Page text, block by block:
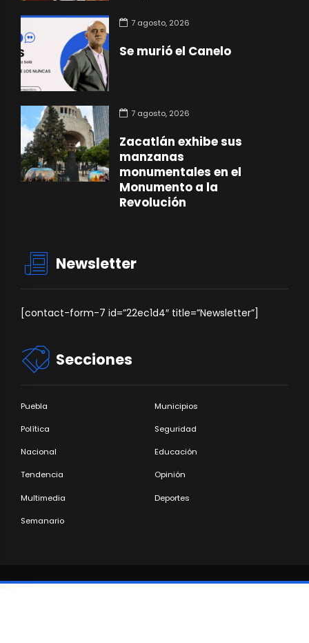
7 agosto, 2026
Se murió el Canelo
7 agosto, 2026
Zacatlán exhibe sus
manzanas
monumentales en el
Monumento a la
Revolución
Newsletter
[contact-form-7 id=”22ec1d4″ title=”Newsletter”]
Secciones
Puebla Municipios
Política Seguridad
Nacional Educación
Tendencia Opinión
Multimedia Deportes
Semanario